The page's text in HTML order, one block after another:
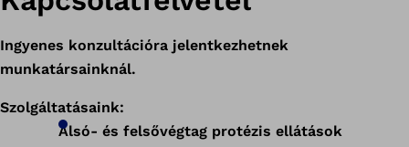
Ingyenes konzultációra jelentkezhetnek
munkatársainknál.
Szolgáltatásaink:
Alsó- és felsővégtag protézis ellátások